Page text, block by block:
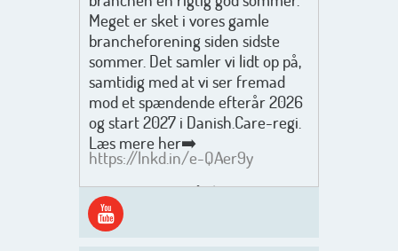
Meget er sket i vores gamle
brancheforening siden sidste
sommer. Det samler vi lidt op på,
samtidig med at vi ser fremad
mod et spændende efterår 2026
og start 2027 i Danish.Care-regi.
Læs mere her➡️
https://lnkd.in/e-QAer9y
Men inden det går løs med en
spændende og aktivt
efterårsæson, så går turen først